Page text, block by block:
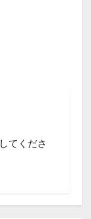
してくださ